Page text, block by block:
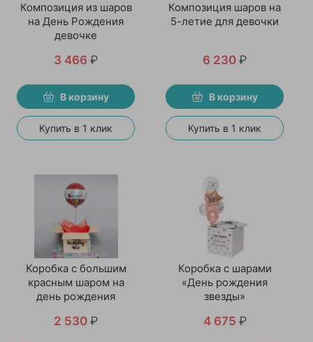
Композиция из шаров
на День Рождения
девочке
3 466 ₽
В корзину
Купить в 1 клик
Композиция шаров на
5-летие для девочки
6 230 ₽
В корзину
Купить в 1 клик
Коробка с большим
красным шаром на
день рождения
2 530 ₽
Коробка с шарами
«День рождения
звезды»
4 675 ₽